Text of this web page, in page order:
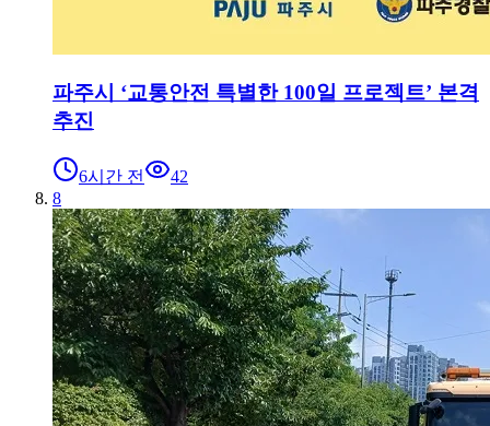
파주시 ‘교통안전 특별한 100일 프로젝트’ 본격
추진
6시간 전
42
8